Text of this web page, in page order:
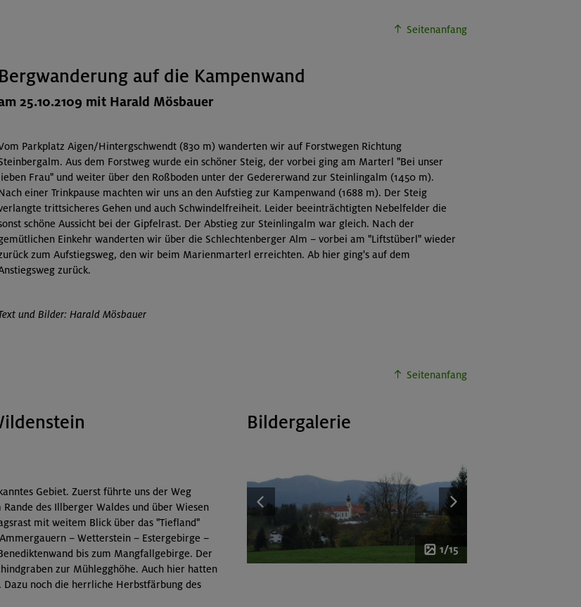
Seitenanfang
Bergwanderung auf die Kampenwand
25.10.2109 mit Harald Mösbauer
Parkplatz Aigen/Hintergschwendt (830 m) wanderten wir auf Forstwegen Richtung
Aus dem Forstweg wurde ein schöner Steig, der vorbei ging am Marterl "Bei unser
Frau" und weiter über den Roßboden unter der Gedererwand zur Steinlingalm (1450 m).
einer Trinkpause machten wir uns an den Aufstieg zur Kampenwand (1688 m). Der Steig
trittsicheres Gehen und auch Schwindelfreiheit. Leider beeinträchtigten Nebelfelder die
schöne Aussicht bei der Gipfelrast. Der Abstieg zur Steinlingalm war gleich. Nach der
Einkehr wanderten wir über die Schlechtenberger Alm – vorbei am "Liftstüberl" wieder
zum Aufstiegsweg, den wir beim Marienmarterl erreichten. Ab hier ging's auf dem
zurück.
und Bilder: Harald Mösbauer
Seitenanfang
Gebiet. Zuerst führte uns der Weg
des Illberger Waldes und über Wiesen
mit weitem Blick über das "Tiefland"
– Wetterstein – Estergebirge –
bis zum Mangfallgebirge. Der
zur Mühlegghöhe. Auch hier hatten
noch die herrliche Herbstfärbung des
Bildergalerie
1/15